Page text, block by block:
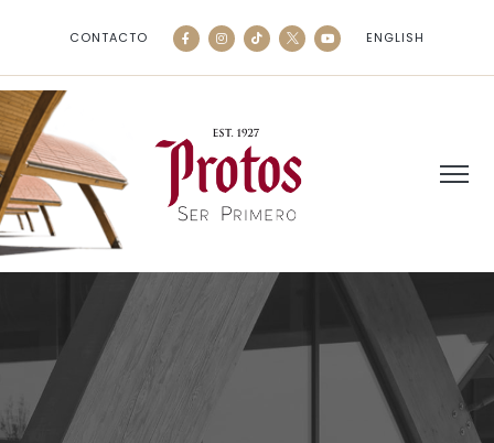
CONTACTO ENGLISH